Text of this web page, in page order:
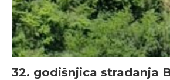
32. godišnjica stradanja